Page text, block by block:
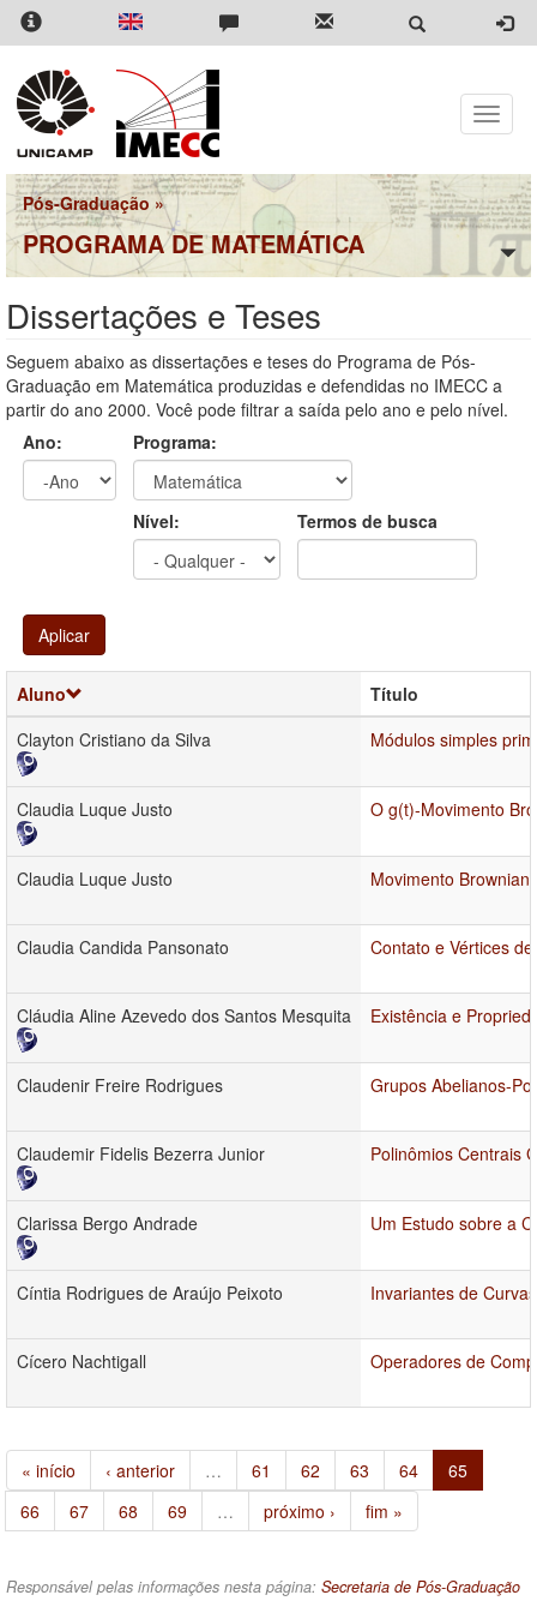
Pular
para
conteúdo
principal
Toggle
Pós-Graduação »
PROGRAMA DE MATEMÁTICA
Dissertações e Teses
Seguem abaixo as dissertações e teses do Programa de Pós-
Graduação em Matemática produzidas e defendidas no IMECC a
partir do ano 2000. Você pode filtrar a saída pelo ano e pelo nível.
Ano:
Programa:
Nível: Termos de busca
Aplicar
Aluno
Título
Clayton Cristiano da Silva
Módulos simples
Claudia Luque Justo O g(t)-Movimento
Claudia Luque Justo Movimento
Claudia Candida Pansonato Contato e Vértices
Cláudia Aline Azevedo dos Santos Mesquita Existência e
Claudenir Freire Rodrigues Grupos Abelianos-
Claudemir Fidelis Bezerra Junior Polinômios Centrais
Clarissa Bergo Andrade Um Estudo sobre a
Cíntia Rodrigues de Araújo Peixoto Invariantes de
Cícero Nachtigall Operadores de
« início ‹ anterior … 61 62 63 64
65
66
67 68 69 … próximo › fim »
Responsável pelas informações nesta página: Secretaria de Pós-Graduação